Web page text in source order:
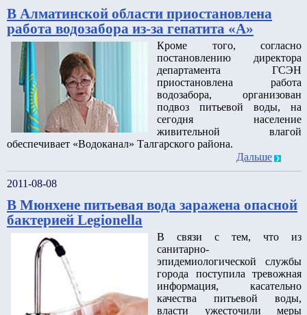
В Алматинской области приостановлена
работа водозабора из-за гепатита «А»
Кроме того, согласно
постановлению директора
департамента ГСЭН
приостановлена работа
водозабора, организован
подвоз питьевой воды, на
сегодня население
живительной влагой
обеспечивает «Водоканал» Талгарского района.
Дальше
2011-08-08
В Мюнхене питьевая вода заражена опасной
бактерией Legionella
В связи с тем, что из
санитарно-
эпидемиологической службы
города поступила тревожная
информация, касательно
качества питьевой воды,
власти ужесточили меры